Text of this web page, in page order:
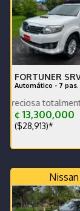
FORTUNER
Automático - 7 pas.
¢ 13,300,000
($28,913)*
PPF para
Nissan